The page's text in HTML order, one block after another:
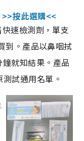
>>按此選購<<
速檢測劑，單支
到。產品以鼻咽拭
就知結果。產品
試通用名單。